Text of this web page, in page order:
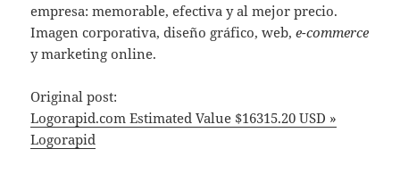
empresa: memorable, efectiva y al mejor precio.
Imagen corporativa, diseño gráfico, web,e-commerce
y marketing online.
Original post:
Logorapid.com Estimated Value $16315.20 USD »
Logorapid